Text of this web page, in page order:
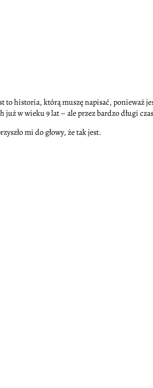
to historia, którą muszę napisać, ponieważ
w wieku 9 lat – ale przez bardzo długi
mi do głowy, że tak jest.